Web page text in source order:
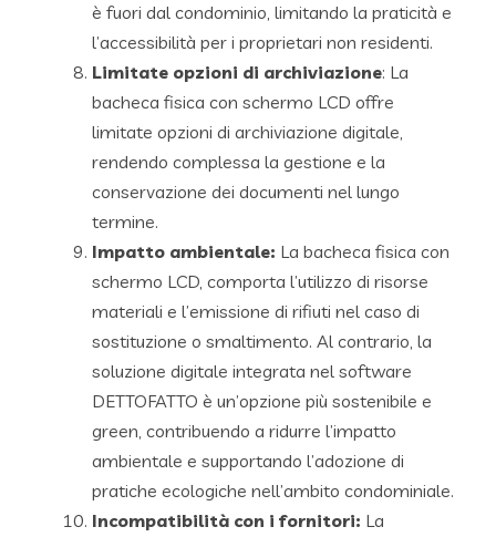
è fuori dal condominio, limitando la praticità e
l’accessibilità per i proprietari non residenti.
Limitate opzioni di archiviazione: La
bacheca fisica con schermo LCD offre
limitate opzioni di archiviazione digitale,
rendendo complessa la gestione e la
conservazione dei documenti nel lungo
termine.
Impatto ambientale: La bacheca fisica con
schermo LCD, comporta l’utilizzo di risorse
materiali e l’emissione di rifiuti nel caso di
sostituzione o smaltimento. Al contrario, la
soluzione digitale integrata nel software
DETTOFATTO è un’opzione più sostenibile e
green, contribuendo a ridurre l’impatto
ambientale e supportando l’adozione di
pratiche ecologiche nell’ambito condominiale.
Incompatibilità con i fornitori: La